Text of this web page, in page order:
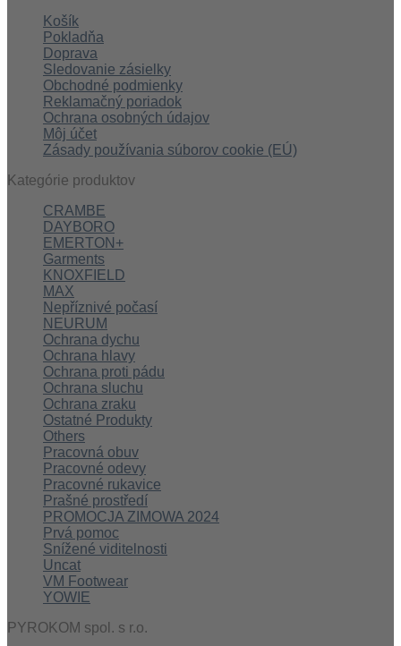
Košík
Pokladňa
Doprava
Sledovanie zásielky
Obchodné podmienky
Reklamačný poriadok
Ochrana osobných údajov
Môj účet
Zásady používania súborov cookie (EÚ)
Kategórie produktov
CRAMBE
DAYBORO
EMERTON+
Garments
KNOXFIELD
MAX
Nepříznivé počasí
NEURUM
Ochrana dychu
Ochrana hlavy
Ochrana proti pádu
Ochrana sluchu
Ochrana zraku
Ostatné Produkty
Others
Pracovná obuv
Pracovné odevy
Pracovné rukavice
Prašné prostředí
PROMOCJA ZIMOWA 2024
Prvá pomoc
Snížené viditelnosti
Uncat
VM Footwear
YOWIE
PYROKOM spol. s r.o.